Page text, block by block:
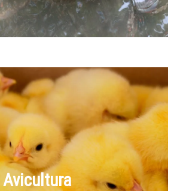
Avicultura